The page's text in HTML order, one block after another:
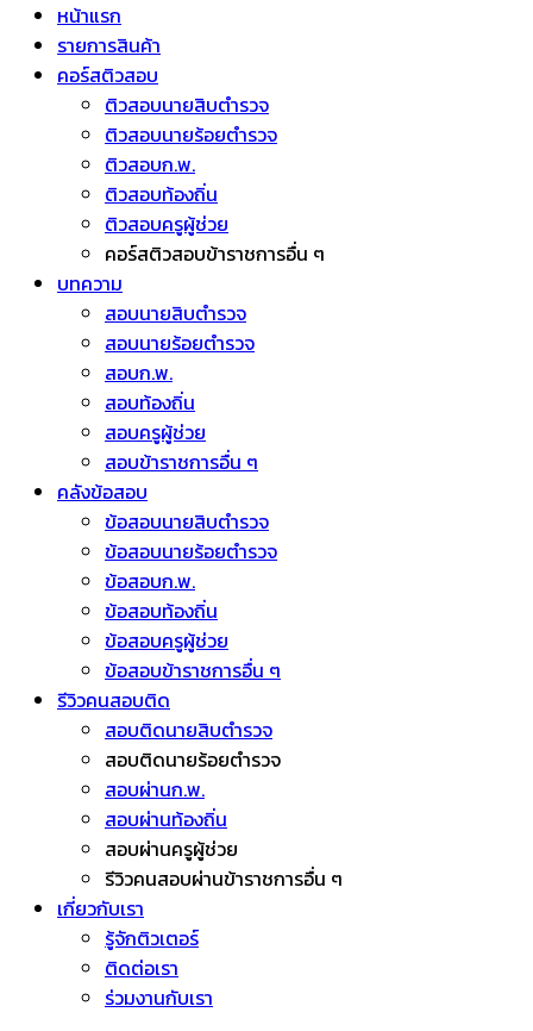
หน้าแรก
รายการสินค้า
คอร์สติวสอบ
ติวสอบนายสิบตำรวจ
ติวสอบนายร้อยตำรวจ
ติวสอบก.พ.
ติวสอบท้องถิ่น
ติวสอบครูผู้ช่วย
คอร์สติวสอบข้าราชการอื่น ๆ
บทความ
สอบนายสิบตำรวจ
สอบนายร้อยตำรวจ
สอบก.พ.
สอบท้องถิ่น
สอบครูผู้ช่วย
สอบข้าราชการอื่น ๆ
คลังข้อสอบ
ข้อสอบนายสิบตำรวจ
ข้อสอบนายร้อยตำรวจ
ข้อสอบก.พ.
ข้อสอบท้องถิ่น
ข้อสอบครูผู้ช่วย
ข้อสอบข้าราชการอื่น ๆ
รีวิวคนสอบติด
สอบติดนายสิบตำรวจ
สอบติดนายร้อยตำรวจ
สอบผ่านก.พ.
สอบผ่านท้องถิ่น
สอบผ่านครูผู้ช่วย
รีวิวคนสอบผ่านข้าราชการอื่น ๆ
เกี่ยวกับเรา
รู้จักติวเตอร์
ติดต่อเรา
ร่วมงานกับเรา